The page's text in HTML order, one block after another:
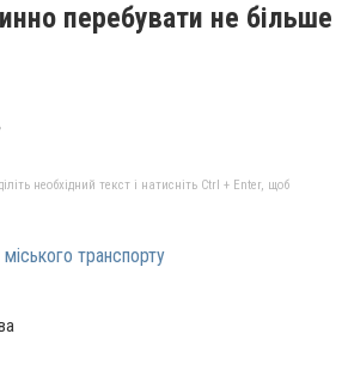
перебувати не більше
необхідний текст і натисніть Ctrl + Enter, щоб
транспорту